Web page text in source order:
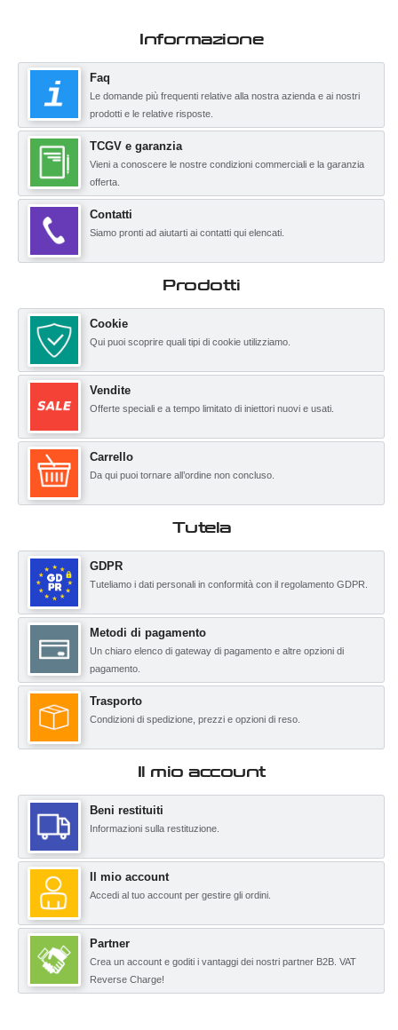
Informazione
Faq
Le domande più frequenti relative alla nostra azienda e ai nostri
prodotti e le relative risposte.
TCGV e garanzia
Vieni a conoscere le nostre condizioni commerciali e la garanzia
offerta.
Contatti
Siamo pronti ad aiutarti ai contatti qui elencati.
Prodotti
Cookie
Qui puoi scoprire quali tipi di cookie utilizziamo.
Vendite
Offerte speciali e a tempo limitato di iniettori nuovi e usati.
Carrello
Da qui puoi tornare all’ordine non concluso.
Tutela
GDPR
Tuteliamo i dati personali in conformità con il regolamento GDPR.
Metodi di pagamento
Un chiaro elenco di gateway di pagamento e altre opzioni di
pagamento.
Trasporto
Condizioni di spedizione, prezzi e opzioni di reso.
Il mio account
Beni restituiti
Informazioni sulla restituzione.
Il mio account
Accedi al tuo account per gestire gli ordini.
Partner
Crea un account e goditi i vantaggi dei nostri partner B2B. VAT
Reverse Charge!